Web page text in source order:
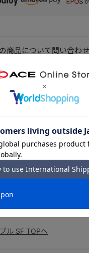
商品について問い合わ
て
ェタブル SF」
ルシリーズからサフィア
る本体素材と、フロント
ァッション性を高めたデザ
ル SF TOPへ